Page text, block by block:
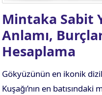
Mintaka Sabit
Anlamı,
Hesaplama
Gökyüzünün en ikonik
Kuşağı’nın en